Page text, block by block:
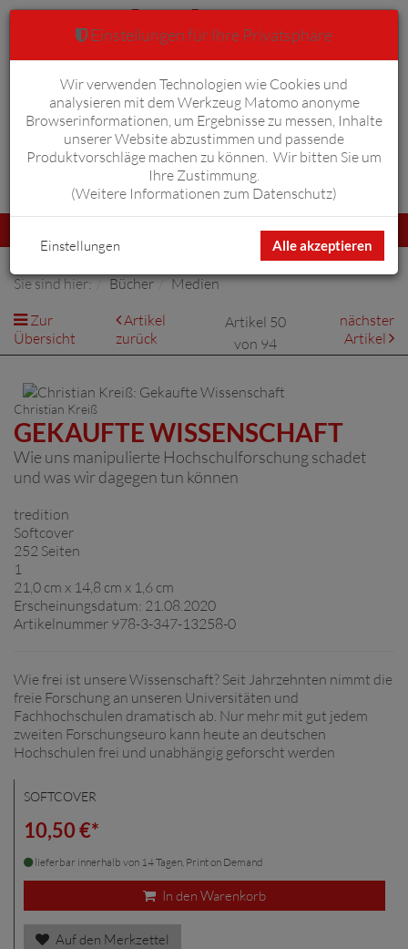
Anmelden Warenkorb 0
umschalten
Sie sind hier: Bücher
Medien
Zur
Übersicht
Artikel
zurück
Artikel 50
von 94
nächster
Artikel
Christian Kreiß
GEKAUFTE WISSENSCHAFT
Wie uns manipulierte Hochschulforschung schadet
und was wir dagegen tun können
tredition
Softcover
252 Seiten
1
21,0 cm x 14,8 cm x 1,6 cm
Erscheinungsdatum: 21.08.2020
Artikelnummer 978-3-347-13258-0
Wie frei ist unsere Wissenschaft? Seit Jahrzehnten nimmt die
freie Forschung an unseren Universitäten und
Fachhochschulen dramatisch ab. Nur mehr mit gut jedem
zweiten Forschungseuro kann heute an deutschen
Hochschulen frei und unabhängig geforscht werden
SOFTCOVER
10,50 €*
lieferbar innerhalb von 14 Tagen, Print on Demand
In den Warenkorb
Auf den Merkzettel
Einstellungen für Ihre Privatsphäre
Wir verwenden Technologien wie Cookies und
analysieren mit dem Werkzeug Matomo anonyme
Browserinformationen, um Ergebnisse zu messen, Inhalte
unserer Website abzustimmen und passende
Produktvorschläge machen zu können. Wir bitten Sie um
Ihre Zustimmung.
(Weitere Informationen zum Datenschutz)
Alle akzeptieren
Einstellungen